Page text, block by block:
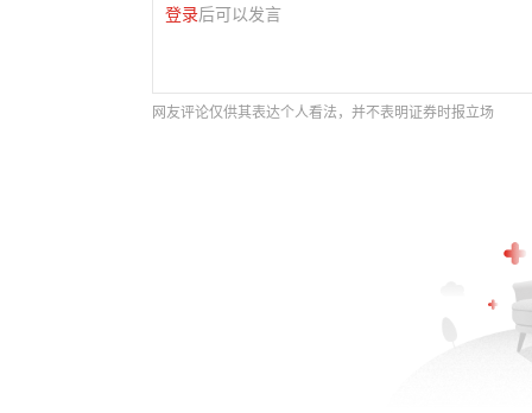
登录后可以发言
网友评论仅供其表达个人看法，并不表明证券时报立场